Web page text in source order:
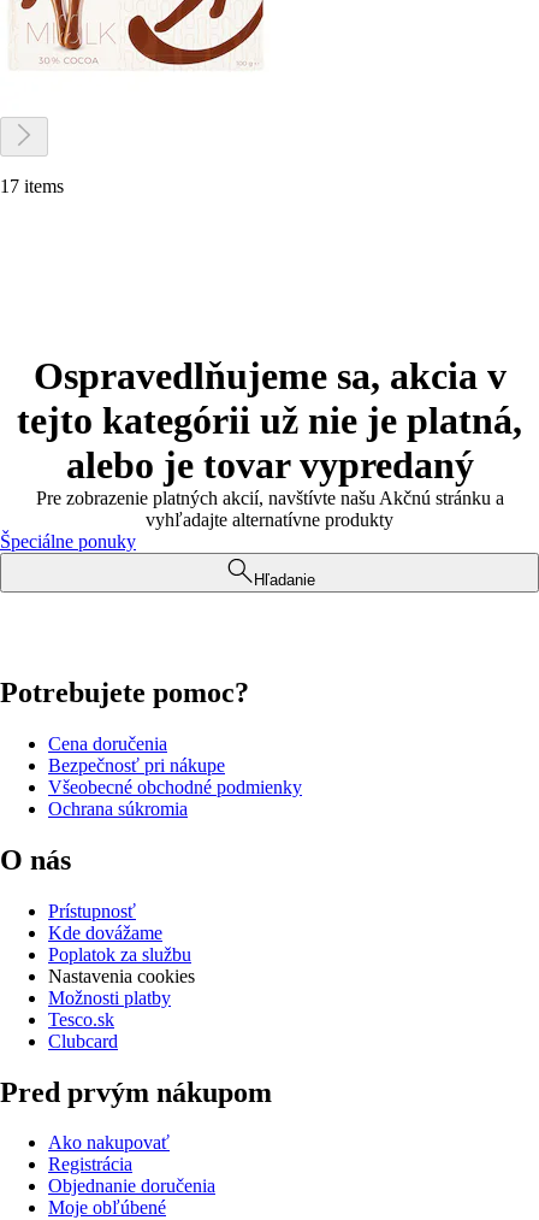
17 items
Ospravedlňujeme sa, akcia v
tejto kategórii už nie je platná,
alebo je tovar vypredaný
Pre zobrazenie platných akcií, navštívte našu Akčnú stránku a
vyhľadajte alternatívne produkty
Špeciálne ponuky
Hľadanie
Potrebujete pomoc?
Cena doručenia
Bezpečnosť pri nákupe
Všeobecné obchodné podmienky
Ochrana súkromia
O nás
Prístupnosť
Kde dovážame
Poplatok za službu
Nastavenia cookies
Možnosti platby
Tesco.sk
Clubcard
Pred prvým nákupom
Ako nakupovať
Registrácia
Objednanie doručenia
Moje obľúbené